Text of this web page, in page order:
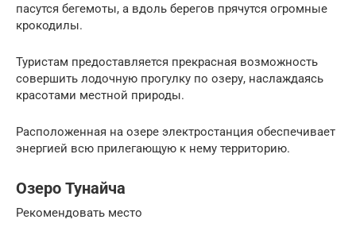
пасутся бегемоты, а вдоль берегов прячутся огромные
крокодилы.
Туристам предоставляется прекрасная возможность
совершить лодочную прогулку по озеру, наслаждаясь
красотами местной природы.
Расположенная на озере электростанция обеспечивает
энергией всю прилегающую к нему территорию.
Озеро Тунайча
Рекомендовать место